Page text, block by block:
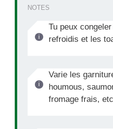
NOTES
Tu peux
refroidis et les
Varie les
houmous,
fromage frais,